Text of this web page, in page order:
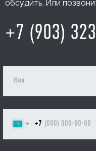
обсудить. Или
+7
+7 (903)